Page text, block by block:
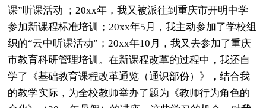
课”听课活动 ；20xx年，我又被派往到重庆市开明中学
参加新课程标准培训；20xx年5月，我主动参加了学校组
织的“云中听课活动”；20xx年10月，我又去参加了重庆
市教育科研管理培训。在新课程改革的过程中，我还自
学了《基础教育课程改革通览（通识部份）》，结合我
的教学实际，为全校教师举办了题为《教师行为角色的